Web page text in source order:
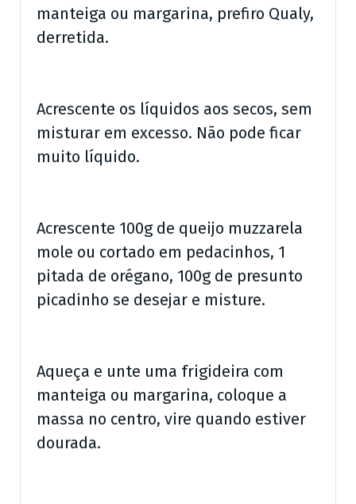
manteiga ou margarina, prefiro Qualy,
derretida.
Acrescente os líquidos aos secos, sem
misturar em excesso. Não pode ficar
muito líquido.
Acrescente 100g de queijo muzzarela
mole ou cortado em pedacinhos, 1
pitada de orégano, 100g de presunto
picadinho se desejar e misture.
Aqueça e unte uma frigideira com
manteiga ou margarina, coloque a
massa no centro, vire quando estiver
dourada.